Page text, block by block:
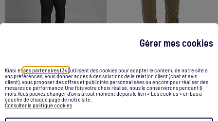
Gérer mes cookies
Kiabi etses partenaires (34)utilisent des cookies pour adapter le contenu de notre site à
vos préférences, vous donner accès à des solutions de la relation client (chat et avis
client), vous proposer des offres et publicités personnalisées ou encore pour réaliser des
mesures de performance.Une fois votre choix réalisé, nous le conserverons pendant 6
mois.Vous pouvez changer d’avis à tout moment depuis le lien « Les cookies » en bas à
gauche de chaque page de notre site.
Consulter la politique cookies
Chino slim - L32
22,00 €
Voir le produit
Chino Slim Homme Kaporal
85,00 €
59,99 €